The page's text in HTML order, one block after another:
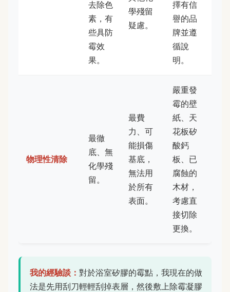
去除色
素，有
些具防
霉效
果。
學殘留
疑慮。
擇有信
譽的品
牌並遵
循說
明。
物理性清除
最徹
底、無
化學殘
留。
最費
力、可
能損傷
基底，
無法用
於所有
表面。
嚴重發
霉的壁
紙、天
花板矽
酸鈣
板、已
腐蝕的
木材，
考慮直
接切除
更換。
我的經驗談： 對於浴室矽膠的霉點，我現在的做
法是先用刮刀輕輕刮掉表層，然後敷上除霉凝膠